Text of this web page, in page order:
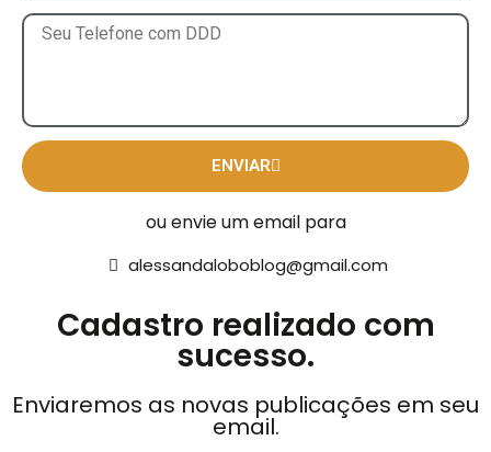
ENVIAR
ou envie um email para
alessandaloboblog@gmail.com
Cadastro realizado com
sucesso.
Enviaremos as novas publicações em seu
email.